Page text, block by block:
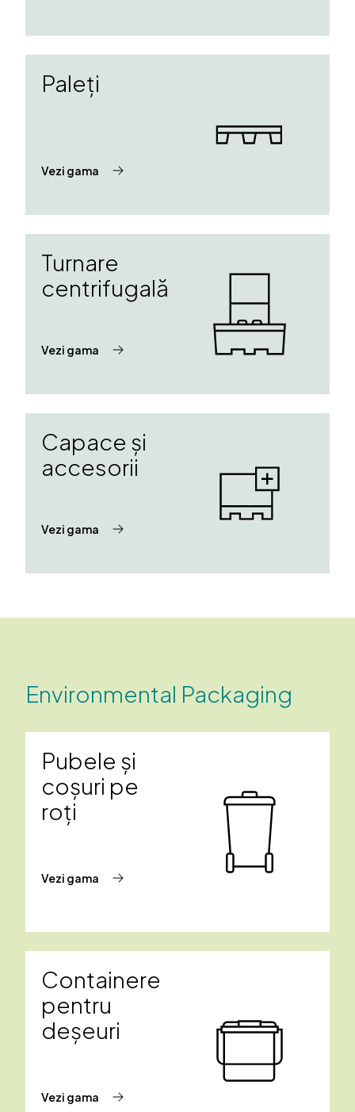
Paleți
Vezi gama
Turnare
centrifugală
Vezi gama
Capace și
accesorii
Vezi gama
Environmental Packaging
Pubele și
coșuri pe
roți
Vezi gama
Containere
pentru
deșeuri
Vezi gama